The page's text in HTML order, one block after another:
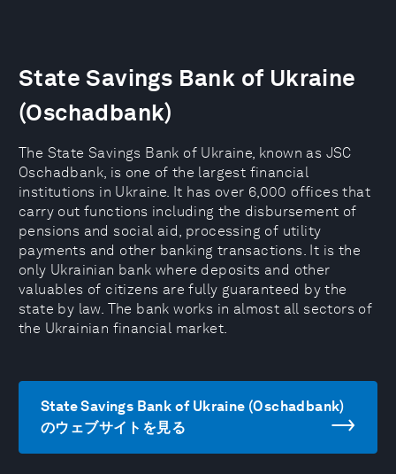
State Savings Bank of Ukraine
(Oschadbank)
The State Savings Bank of Ukraine, known as JSC
Oschadbank, is one of the largest financial
institutions in Ukraine. It has over 6,000 offices that
carry out functions including the disbursement of
pensions and social aid, processing of utility
payments and other banking transactions. It is the
only Ukrainian bank where deposits and other
valuables of citizens are fully guaranteed by the
state by law. The bank works in almost all sectors of
the Ukrainian financial market.
State Savings Bank of Ukraine (Oschadbank)
のウェブサイトを見る